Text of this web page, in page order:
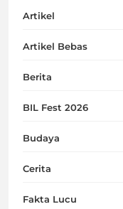
Artikel
Artikel Bebas
Berita
BIL Fest 2026
Budaya
Cerita
Fakta Lucu